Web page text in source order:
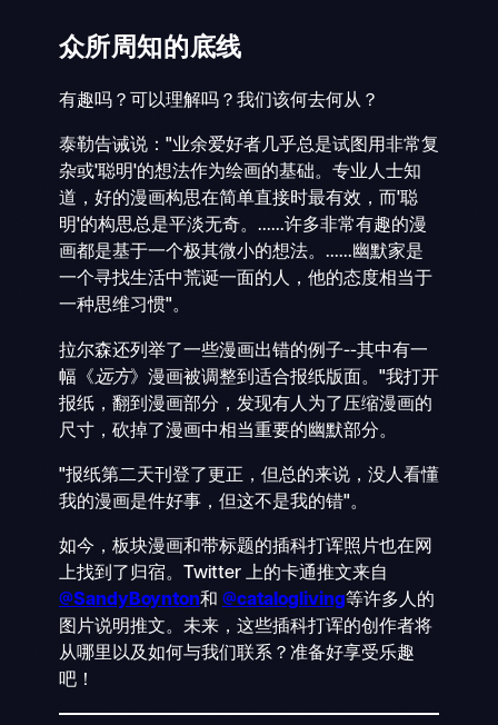
众所周知的底线
有趣吗？可以理解吗？我们该何去何从？
泰勒告诫说："业余爱好者几乎总是试图用非常复
杂或'聪明'的想法作为绘画的基础。专业人士知
道，好的漫画构思在简单直接时最有效，而'聪
明'的构思总是平淡无奇。......许多非常有趣的漫
画都是基于一个极其微小的想法。......幽默家是
一个寻找生活中荒诞一面的人，他的态度相当于
一种思维习惯"。
拉尔森还列举了一些漫画出错的例子--其中有一
幅《远方》漫画被调整到适合报纸版面。"我打开
报纸，翻到漫画部分，发现有人为了压缩漫画的
尺寸，砍掉了漫画中相当重要的幽默部分。
"报纸第二天刊登了更正，但总的来说，没人看懂
我的漫画是件好事，但这不是我的错"。
如今，板块漫画和带标题的插科打诨照片也在网
上找到了归宿。Twitter 上的卡通推文来自
@SandyBoynton和 @catalogliving等许多人的
图片说明推文。未来，这些插科打诨的创作者将
从哪里以及如何与我们联系？准备好享受乐趣
吧！